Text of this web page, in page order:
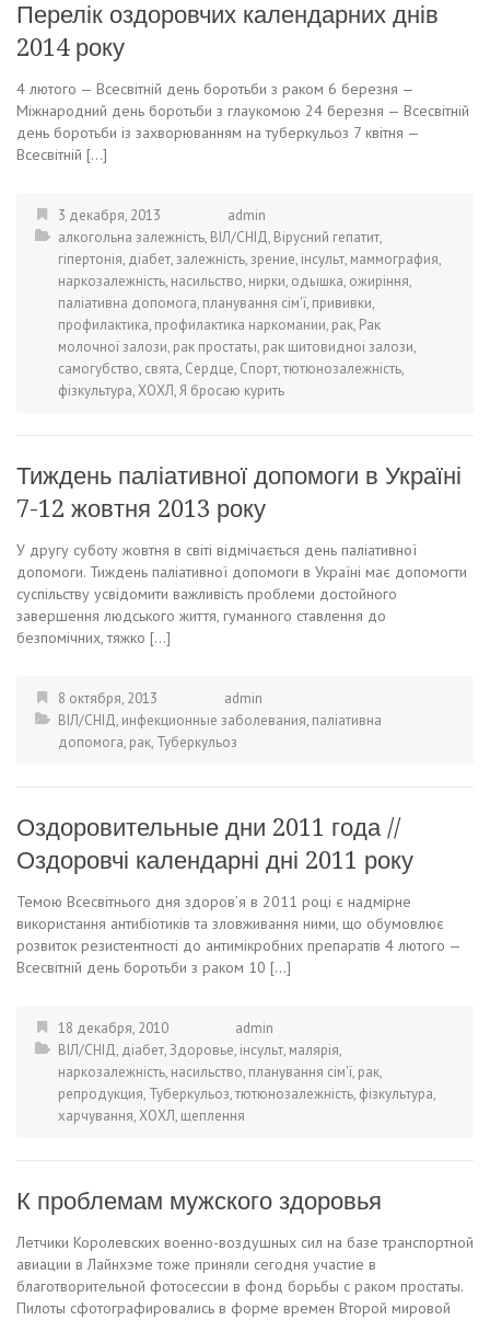
Перелік оздоровчих календарних днів
2014 року
4 лютого — Всесвітній день боротьби з раком 6 березня —
Міжнародний день боротьби з глаукомою 24 березня — Всесвітній
день боротьби із захворюванням на туберкульоз 7 квітня —
Всесвітній […]
3 декабря, 2013
admin
алкогольна залежність, ВІЛ/СНІД, Вірусний гепатит,
гіпертонія, діабет,залежність,зрение, інсульт, маммография,
наркозалежність, насильство, нирки, одышка, ожиріння,
паліативна допомога, планування сім'ї, прививки,
профилактика, профилактика наркомании, рак, Рак
молочної залози, рак простаты, рак щитовидноі залози,
самогубство, свята, Сердце, Спорт,тютюнозалежність,
фізкультура,ХОХЛ,Я бросаю курить
Тиждень паліативної допомоги в Україні
7-12 жовтня 2013 року
У другу суботу жовтня в світі відмічається день паліативної
допомоги. Тиждень паліативної допомоги в Україні має допомогти
суспільству усвідомити важливість проблеми достойного
завершення людського життя, гуманного ставлення до
безпомічних, тяжко […]
8 октября, 2013
admin
ВІЛ/СНІД, инфекционные заболевания, паліативна
допомога, рак, Туберкульоз
Оздоровительные дни 2011 года //
Оздоровчі календарні дні 2011 року
Темою Всесвітнього дня здоров’я в 2011 році є надмірне
використання антибіотиків та зловживання ними, що обумовлює
розвиток резистентності до антимікробних препаратів 4 лютого —
Всесвітній день боротьби з раком 10 […]
18 декабря, 2010
admin
ВІЛ/СНІД, діабет,Здоровье, інсульт, малярія,
наркозалежність, насильство, планування сім'ї, рак,
репродукция, Туберкульоз,тютюнозалежність, фізкультура,
харчування,ХОХЛ, щеплення
К проблемам мужского здоровья
Летчики Королевских военно-воздушных сил на базе транспортной
авиации в Лайнхэме тоже приняли сегодня участие в
благотворительной фотосессии в фонд борьбы с раком простаты.
Пилоты сфотографировались в форме времен Второй мировой